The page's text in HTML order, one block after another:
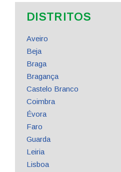
DISTRITOS
Aveiro
Beja
Braga
Bragança
Castelo Branco
Coimbra
Évora
Faro
Guarda
Leiria
Lisboa